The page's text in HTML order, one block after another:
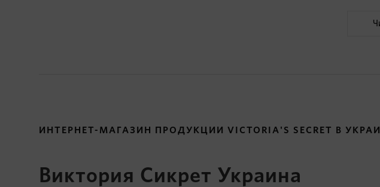
ИНТЕРНЕТ-МАГАЗИН ПРОДУКЦИИ VICTORIA'S SECRET В
Виктория Сикрет Украина